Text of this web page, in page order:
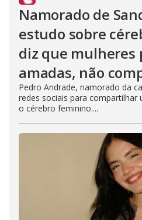
Namorado de
estudo sobre
diz que mulheres
amadas, não
Pedro Andrade, namorado da
redes sociais para
o cérebro feminino....